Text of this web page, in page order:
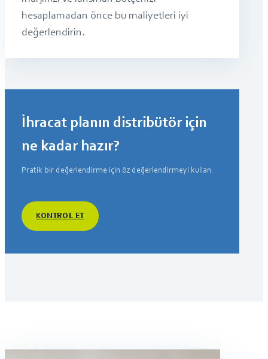
hesaplamadan önce bu maliyetleri iyi
değerlendirin.
İhracat planın distribütör için
ne kadar hazır?
Pratik bir değerlendirme için öz değerlendirmeyi kullan.
KONTROL ET